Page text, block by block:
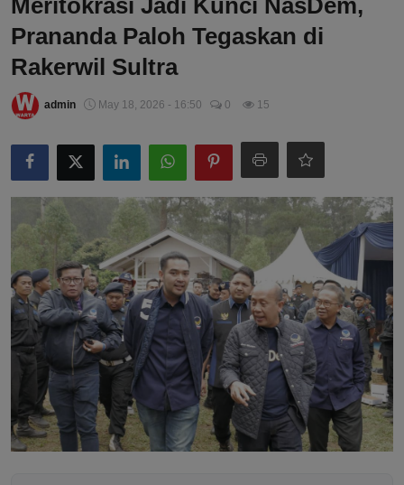
Meritokrasi Jadi Kunci NasDem,
Prananda Paloh Tegaskan di
Rakerwil Sultra
admin May 18, 2026 - 16:50 0 15